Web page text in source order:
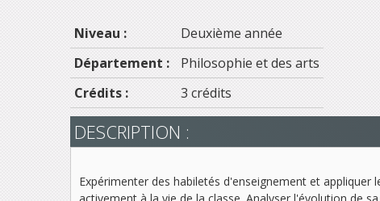
Niveau :
Deuxième année
Département :
Philosophie et des arts
Crédits :
3 crédits
DESCRIPTION :
Expérimenter des habiletés d'enseignement et
activement à la vie de la classe. Analyser l'évolution de